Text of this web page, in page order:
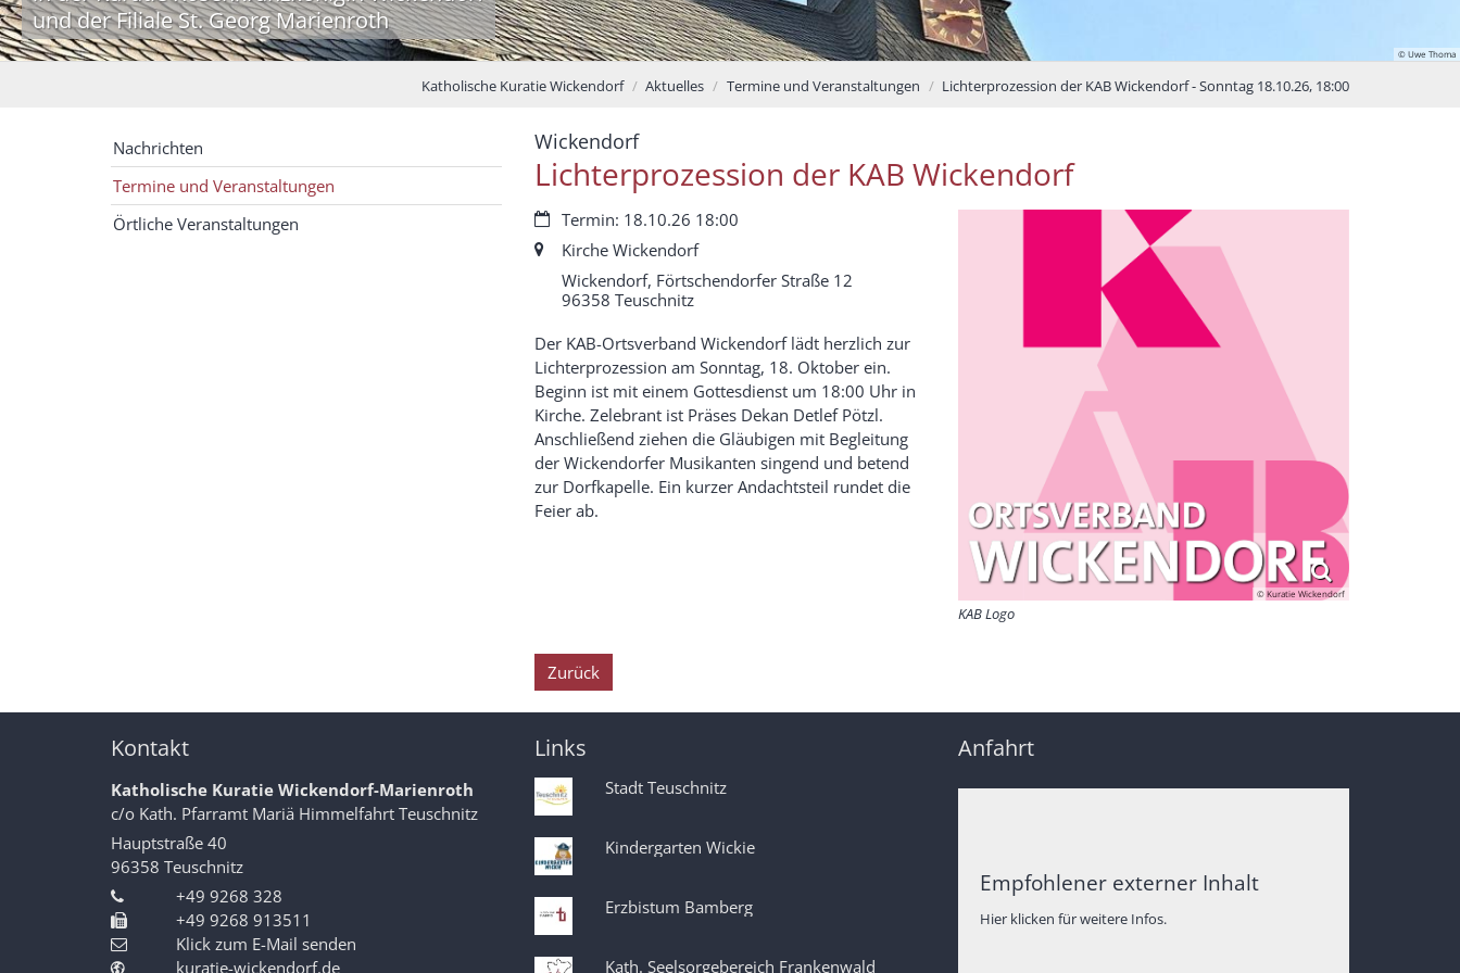
© Uwe Thoma
und der Filiale St. Georg Marienroth
Katholische Kuratie Wickendorf Aktuelles Termine und Veranstaltungen Lichterprozession der KAB Wickendorf - Sonntag 18.10.26, 18:00
Wickendorf:
Lichterprozession der KAB Wickendorf
© Kuratie Wickendorf
KAB Logo
Datum:Termin: 18.10.26 18:00
Ort: Kirche Wickendorf
Wickendorf, Förtschendorfer Straße 12
96358 Teuschnitz
Der KAB-Ortsverband Wickendorf lädt herzlich zur
Lichterprozession am Sonntag, 18. Oktober ein.
Beginn ist mit einem Gottesdienst um 18:00 Uhr in
Kirche. Zelebrant ist Präses Dekan Detlef Pötzl.
Anschließend ziehen die Gläubigen mit Begleitung
der Wickendorfer Musikanten singend und betend
zur Dorfkapelle. Ein kurzer Andachtsteil rundet die
Feier ab.
Zurück
Nachrichten
Termine und Veranstaltungen
Örtliche Veranstaltungen
Kontakt
Katholische Kuratie Wickendorf-Marienroth
c/o Kath. Pfarramt Mariä Himmelfahrt Teuschnitz
Hauptstraße 40
96358 Teuschnitz
+49 9268 328
+49 9268 913511
Klick zum E-Mail senden
kuratie-wickendorf.de
Links
Stadt Teuschnitz
Kindergarten Wickie
Erzbistum Bamberg
Kath. Seelsorgebereich Frankenwald
Anfahrt
Empfohlener externer Inhalt
Hier klicken für weitere Infos.